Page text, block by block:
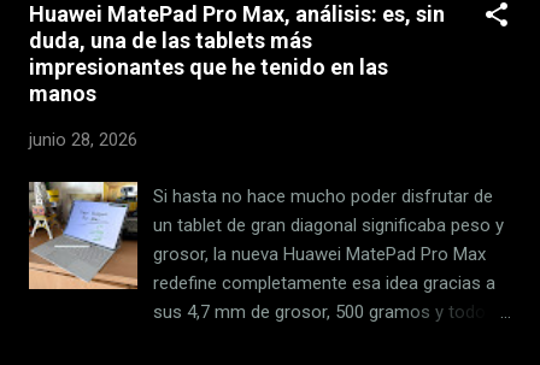
vacacional? Pues bueno, bien es conocido
su barco propio , algún que otro viaje a
Japón ... Eso sí, que estuviera de vacaciones
sobre el próximo producto Steve Jobs tenía
una forma peculiar de aprovechar sus
vacaciones. Según Tony Fadell , el padre del
iPod y encargado de realizar uno de los
prototipos del iPhone , fue uno de quienes
Huawei MatePad Pro Max, análisis: es, sin
duda, una de las tablets más
impresionantes que he tenido en las
manos
junio 28, 2026
Si hasta no hace mucho poder disfrutar de
un tablet de gran diagonal significaba peso y
grosor, la nueva Huawei MatePad Pro Max
redefine completamente esa idea gracias a
sus 4,7 mm de grosor, 500 gramos y todo